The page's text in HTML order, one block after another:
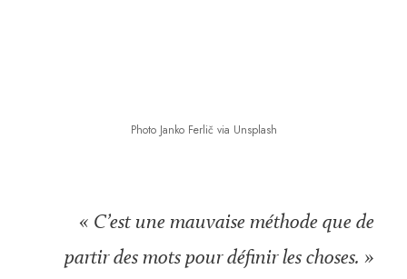
Photo Janko Ferlič via Unsplash
« C’est une mauvaise méthode que de
partir des mots pour définir les choses. »